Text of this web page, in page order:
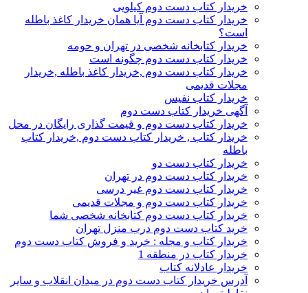
خریدار کتاب دست دوم کیلویی
خریدار کتاب دست دوم آیا همان خریدار کاغذ باطله
است؟
خریدار کتابخانه شخصی در تهران و حومه
خریدار کتاب دست دوم چگونه است
خریدار کتاب دست دوم ,خریدار کاغذ باطله ,خریدار
مجلات قدیمی
خریدار کتاب نفیس
آگهی خریدار کتاب دست دوم
خریدار کتاب دست دوم و قیمت گذاری رایگان در محل
خریدار کتاب , خریدار کتاب دست دوم ,خریدار کتاب
باطله
خریدار کتاب دست دو
خریدار کتاب دست دوم در تهران
خریدار کتاب دست دوم غیر درسی
خریدار کتاب دست دوم و مجلات قدیمی
خریدار کتاب دست دوم کتابخانه شخصی شما
خرید کتاب دست دوم درب منزل تهران
خریدار کتاب و مجله : خرید و فروش کتاب دست دوم
خریدار کتاب در منطقه 1
خریدار عادلانه کتاب
آدرس خریدار کتاب دست دوم در میدان انقلاب و سایر